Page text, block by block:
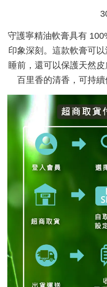
守護寧精油軟膏具有
印象深刻。這款軟膏可
睡前，還可以保護天然
百里香的清香，可持續